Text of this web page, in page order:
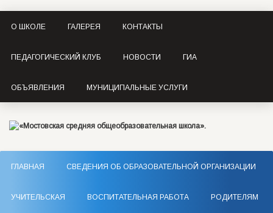
О ШКОЛЕ ГАЛЕРЕЯ КОНТАКТЫ
ПЕДАГОГИЧЕСКИЙ КЛУБ НОВОСТИ ГИА
ОБЪЯВЛЕНИЯ МУНИЦИПАЛЬНЫЕ УСЛУГИ
ГЛАВНАЯ СВЕДЕНИЯ ОБ ОБРАЗОВАТЕЛЬНОЙ ОРГАНИЗАЦИИ
УЧИТЕЛЬСКАЯ ВОСПИТАТЕЛЬНАЯ РАБОТА РОДИТЕЛЯМ